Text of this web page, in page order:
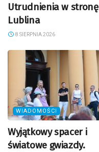
Utrudnienia w stronę
Lublina
8 SIERPNIA 2026
WIADOMOŚCI
Wyjątkowy spacer i
światowe gwiazdy.